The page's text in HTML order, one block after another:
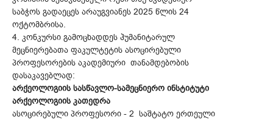
საბჭოს გადაეცეს არაუგვიანეს 2025 წლის 24
ოქტომბრისა.
4. კონკურსი გამოცხადდეს ჰუმანიტარულ
მეცნიერებათა ფაკულტეტის ასოცირებული
პროფესორების აკადემიური თანამდებობის
დასაკავებლად:
არქეოლოგიის სასწავლო-სამეცნიერო ინსტიტუტი
არქეოლოგიის კათედრა
ასოცირებული პროფესორი - 2 საშტატო ერთეული